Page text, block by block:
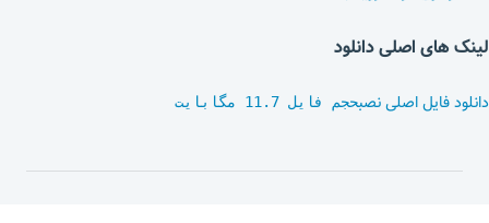
لینک های اصلی دانلود
دانلود فایل اصلی نصبحجم فایل 11.7 مگابایت